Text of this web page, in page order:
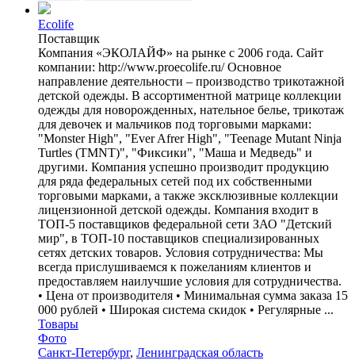
Ecolife
Поставщик
Компания «ЭКОЛАЙФ» на рынке с 2006 года. Сайт
компании: http://www.proecolife.ru/ Основное
направление деятельности – производство трикотажной
детской одежды. В ассортиментной матрице коллекции
одежды для новорожденных, нательное белье, трикотаж
для девочек и мальчиков под торговыми марками:
"Monster High", "Ever Afrer High", "Teenage Mutant Ninja
Turtles (TMNT)", "Фиксики", "Маша и Медведь" и
другими. Компания успешно производит продукцию
для ряда федеральных сетей под их собственными
торговыми марками, а также эксклюзивные коллекции
лицензионной детской одежды. Компания входит в
ТОП-5 поставщиков федеральной сети ЗАО "Детский
мир", в ТОП-10 поставщиков специализированных
сетях детских товаров. Условия сотрудничества: Мы
всегда прислушиваемся к пожеланиям клиентов и
предоставляем наилучшие условия для сотрудничества.
• Цена от производителя • Минимальная сумма заказа 15
000 рублей • Широкая система скидок • Регулярные ...
Товары
Фото
Санкт-Петербург, Ленинградская область